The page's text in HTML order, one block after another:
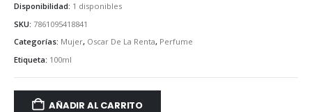
Disponibilidad: 1 disponibles
SKU: 7861095418841
Categorías: Mujer, Oscar De La Renta, Perfume
Etiqueta: 100ml
AÑADIR AL CARRITO